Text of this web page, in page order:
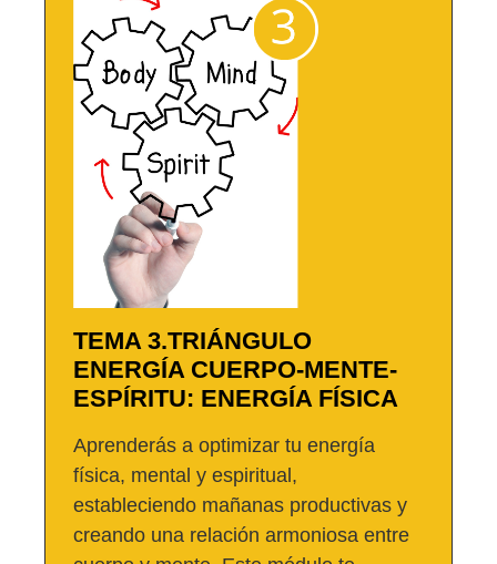
TEMA 3.TRIÁNGULO
ENERGÍA CUERPO-MENTE-
ESPÍRITU: ENERGÍA FÍSICA
Aprenderás a optimizar tu energía
física, mental y espiritual,
estableciendo mañanas productivas y
creando una relación armoniosa entre